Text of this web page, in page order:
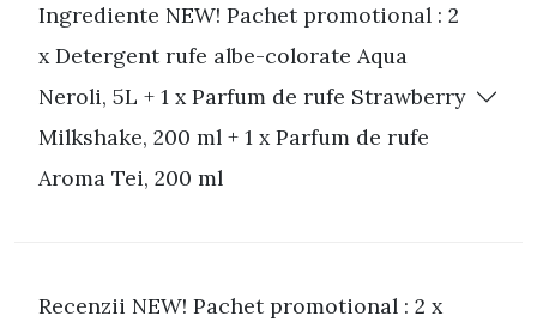
Ingrediente NEW! Pachet promotional : 2
x Detergent rufe albe-colorate Aqua
Neroli, 5L + 1 x Parfum de rufe Strawberry
Milkshake, 200 ml + 1 x Parfum de rufe
Aroma Tei, 200 ml
Recenzii NEW! Pachet promotional : 2 x